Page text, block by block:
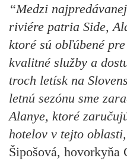
“Medzi
riviére patria Side,
ktoré sú obľúbené
kvalitné služby a
troch letísk na
letnú sezónu sme
Alanye, ktoré
hotelov v tejto
Šipošová, hovorkyňa